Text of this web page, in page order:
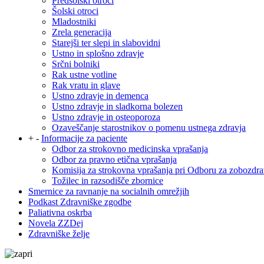
Šolski otroci
Mladostniki
Zrela generacija
Starejši ter slepi in slabovidni
Ustno in splošno zdravje
Srčni bolniki
Rak ustne votline
Rak vratu in glave
Ustno zdravje in demenca
Ustno zdravje in sladkorna bolezen
Ustno zdravje in osteoporoza
Ozaveščanje starostnikov o pomenu ustnega zdravja
+ - Informacije za paciente
Odbor za strokovno medicinska vprašanja
Odbor za pravno etična vprašanja
Komisija za strokovna vprašanja pri Odboru za
Tožilec in razsodišče zbornice
Smernice za ravnanje na socialnih omrežjih
Podkast Zdravniške zgodbe
Paliativna oskrba
Novela ZZDej
Zdravniške želje